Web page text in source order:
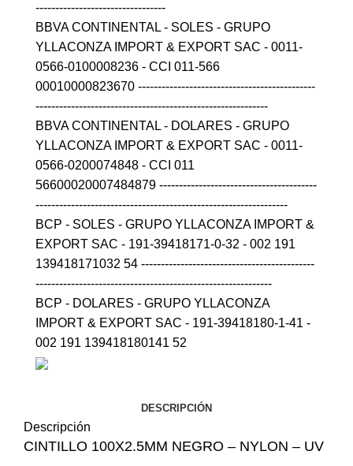
---------------------------------
BBVA CONTINENTAL - SOLES - GRUPO
YLLACONZA IMPORT & EXPORT SAC - 0011-
0566-0100008236 - CCI 011-566
00010000823670 ---------------------------------------------
-----------------------------------------------------------
BBVA CONTINENTAL - DOLARES - GRUPO
YLLACONZA IMPORT & EXPORT SAC - 0011-
0566-0200074848 - CCI 011
56600020007484879 ----------------------------------------
----------------------------------------------------------------
BCP - SOLES - GRUPO YLLACONZA IMPORT &
EXPORT SAC - 191-39418171-0-32 - 002 191
139418171032 54 --------------------------------------------
------------------------------------------------------------
BCP - DOLARES - GRUPO YLLACONZA
IMPORT & EXPORT SAC - 191-39418180-1-41 -
002 191 139418180141 52
DESCRIPCIÓN
Descripción
CINTILLO 100X2.5MM NEGRO – NYLON – UV